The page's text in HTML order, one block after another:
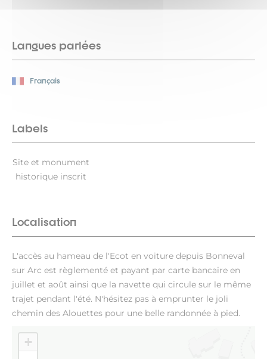
Langues parlées
Français
Labels
Site et monument
historique inscrit
Localisation
L'accès au hameau de l'Ecot en voiture depuis Bonneval
sur Arc est règlementé et payant par carte bancaire en
juillet et août ainsi que la navette qui circule sur le même
trajet pendant l'été. N'hésitez pas à emprunter le joli
chemin des Alouettes pour une belle randonnée à pied.
+